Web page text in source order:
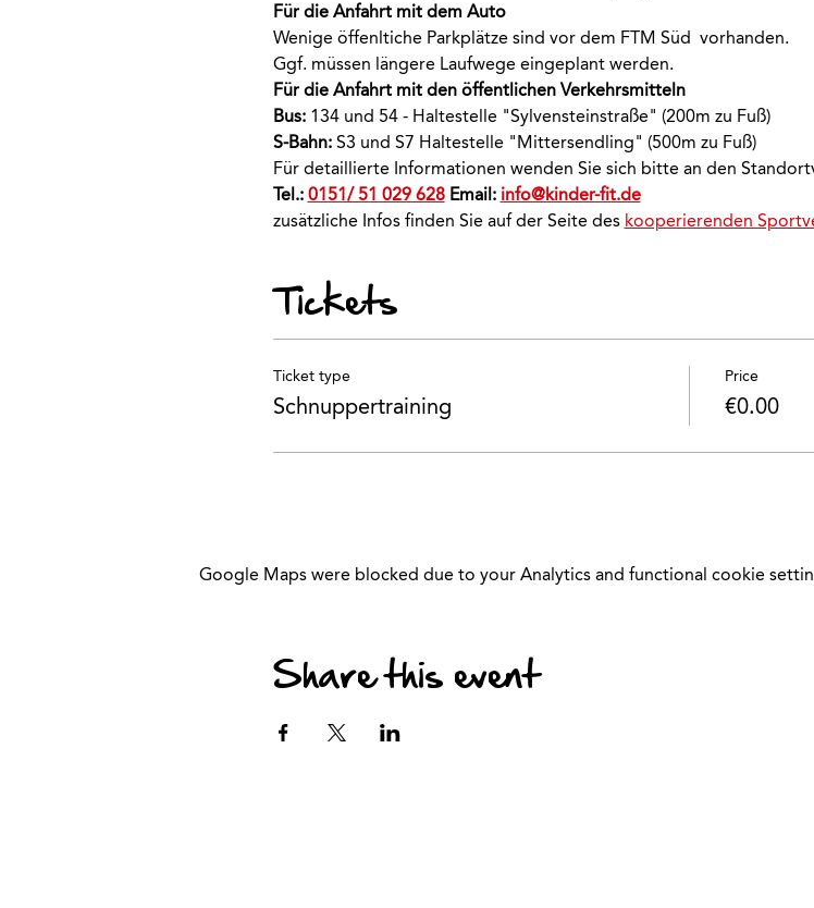
Für die Anfahrt mit dem Auto
Wenige öffenltiche Parkplätze sind vor dem FTM Süd  vorhanden.
Ggf. müssen längere Laufwege eingeplant werden.
Für die Anfahrt mit den öffentlichen Verkehrsmitteln
Bus: 134 und 54 - Haltestelle "Sylvensteinstraße" (200m zu Fuß)
S-Bahn: S3 und S7 Haltestelle "Mittersendling" (500m zu Fuß)
Für detaillierte Informationen wenden Sie sich bitte an den
Tel.: 0151/ 51 029 628 Email: info@kinder-fit.de
zusätzliche Infos finden Sie auf der Seite des kooperierenden
Tickets
Ticket type
Schnuppertraining
Price
€0.00
Google Maps were blocked due to your Analytics and functional cookie
Share this event